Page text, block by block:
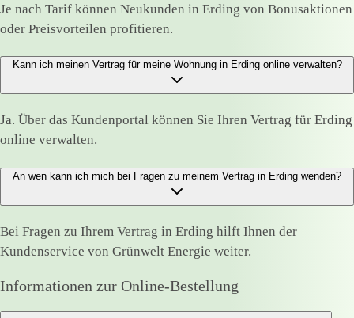
Je nach Tarif können Neukunden in Erding von Bonusaktionen
oder Preisvorteilen profitieren.
Kann ich meinen Vertrag für meine Wohnung in Erding online verwalten?
Ja. Über das Kundenportal können Sie Ihren Vertrag für Erding
online verwalten.
An wen kann ich mich bei Fragen zu meinem Vertrag in Erding wenden?
Bei Fragen zu Ihrem Vertrag in Erding hilft Ihnen der
Kundenservice von Grünwelt Energie weiter.
Informationen zur Online-Bestellung